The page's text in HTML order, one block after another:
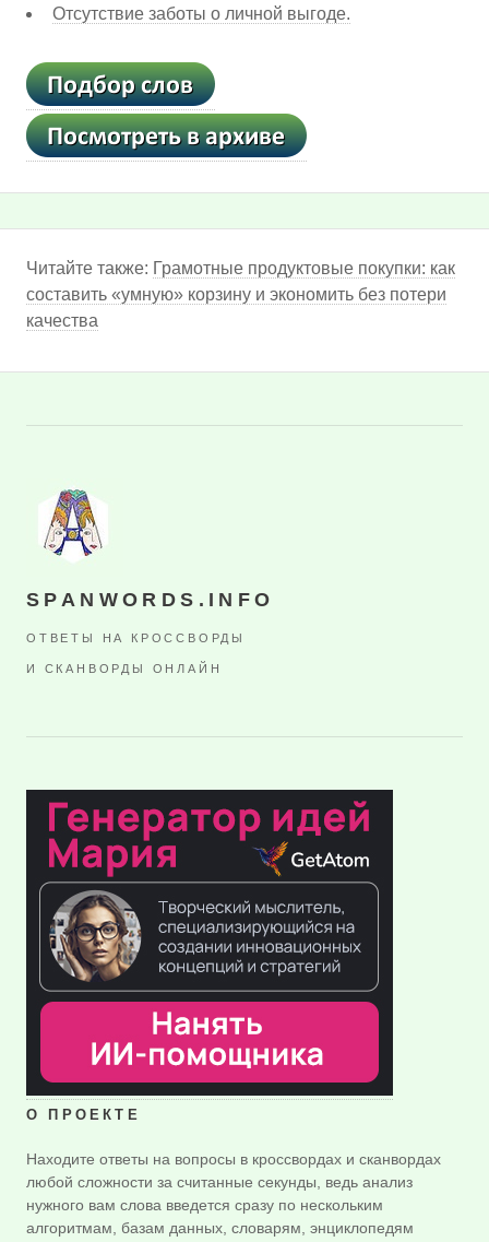
Отсутствие заботы о личной выгоде.
Читайте также: Грамотные продуктовые покупки: как
составить «умную» корзину и экономить без потери
качества
SPANWORDS.INFO
ОТВЕТЫ НА КРОССВОРДЫ
И СКАНВОРДЫ ОНЛАЙН
О ПРОЕКТЕ
Находите ответы на вопросы в кроссвордах и сканвордах
любой сложности за считанные секунды, ведь анализ
нужного вам слова введется сразу по нескольким
алгоритмам, базам данных, словарям, энциклопедям